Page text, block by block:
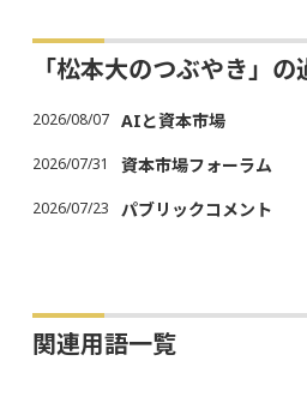
「松本大のつぶやき」
2026/08/07 AIと資本市場
2026/07/31 資本市場フォーラム
2026/07/23 パブリックコメント
関連用語一覧